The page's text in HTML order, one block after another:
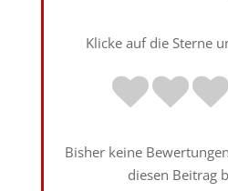
Klicke auf die Sterne
Bisher keine
diesen Beitrag